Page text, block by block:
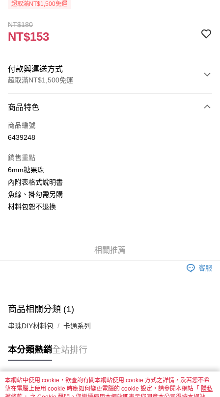
超取滿NT$1,500免運
NT$180
NT$153
付款與運送方式
超取滿NT$1,500免運
信用卡一次付款
超商取貨付款
街口支付
悠遊付
運送方式
宅配 新竹物流
付款後門市自取
商品特色
商品編號
6439248
銷售重點
6mm糖果珠
內附表格式說明書
魚線、掛勾需另購
材料包恕不退換
相關推薦
客服
商品相關分類 (1)
串珠DIY材料包 卡通系列
本分類熱銷全站排行
熱門標籤
本網站中使用 cookie，欲查詢有關本網站使用 cookie 方式之詳情，及若您不希
望在電腦上使用 cookie 時應如何變更電腦的 cookie 設定，請參閱本網站「 隱私